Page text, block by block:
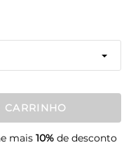
mais 10%de desconto